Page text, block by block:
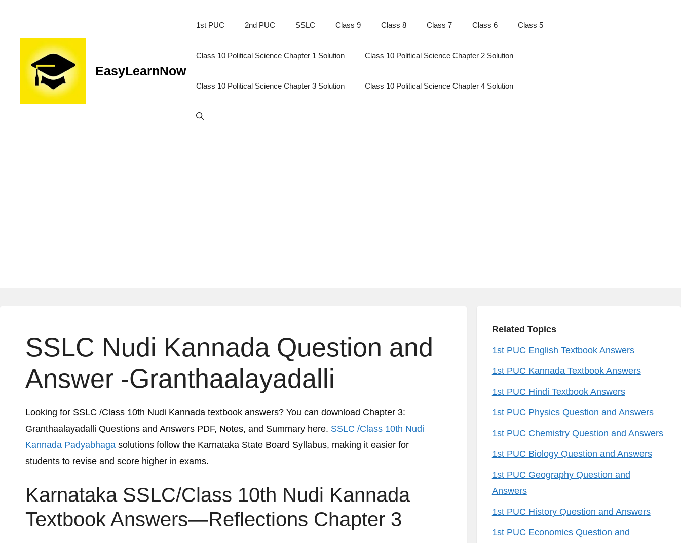
EasyLearnNow
1st PUC 2nd PUC SSLC Class 9 Class 8 Class 7 Class 6 Class 5
Class 10 Political Science Chapter 1 Solution Class 10 Political Science Chapter 2 Solution
Class 10 Political Science Chapter 3 Solution Class 10 Political Science Chapter 4 Solution
SSLC Nudi Kannada Question and
Answer -Granthaalayadalli
Looking for SSLC /Class 10th Nudi Kannada textbook answers? You can download Chapter 3:
Granthaalayadalli Questions and Answers PDF, Notes, and Summary here. SSLC /Class 10th Nudi
Kannada Padyabhaga solutions follow the Karnataka State Board Syllabus, making it easier for
students to revise and score higher in exams.
Karnataka SSLC/Class 10th Nudi Kannada
Textbook Answers—Reflections Chapter 3
Related Topics
1st PUC English Textbook Answers
1st PUC Kannada Textbook Answers
1st PUC Hindi Textbook Answers
1st PUC Physics Question and Answers
1st PUC Chemistry Question and Answers
1st PUC Biology Question and Answers
1st PUC Geography Question and
Answers
1st PUC History Question and Answers
1st PUC Economics Question and